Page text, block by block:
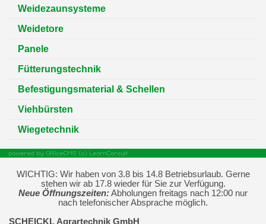
Weidezaunsysteme
Weidetore
Panele
Fütterungstechnik
Befestigungsmaterial & Schellen
Viehbürsten
Wiegetechnik
WICHTIG: Wir haben von 3.8 bis 14.8 Betriebsurlaub. Gerne
stehen wir ab 17.8 wieder für Sie zur Verfügung.
Neue Öffnungszeiten: Abholungen freitags nach 12:00 nur
nach telefonischer Absprache möglich.
SCHEICKL Agrartechnik GmbH